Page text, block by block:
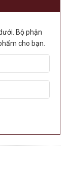
Bộ phận
cho bạn.